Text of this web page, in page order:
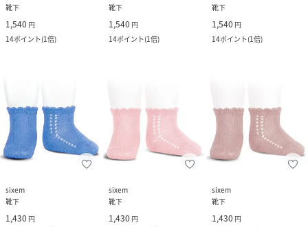
靴下
1,540 円
14ポイント(1倍)
靴下
1,540 円
14ポイント(1倍)
靴下
1,540 円
14ポイント(1倍)
sixem
靴下
1,430 円
sixem
靴下
1,430 円
sixem
靴下
1,430 円